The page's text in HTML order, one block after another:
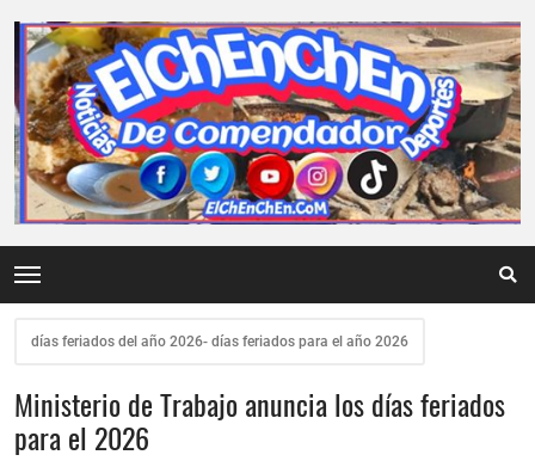
días feriados del año 2026- días feriados para el año 2026
Ministerio de Trabajo anuncia los días feriados
para el 2026